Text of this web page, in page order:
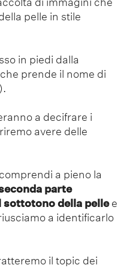
pelle in stile
in piedi dalla
prende il nome di
a decifrare i
avere delle
a pieno la
parte
della pellee
a identificarlo
il topic dei